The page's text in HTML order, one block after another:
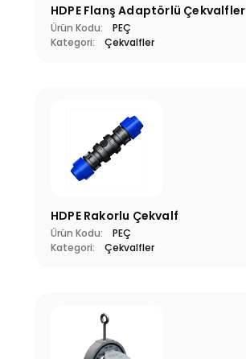
HDPE Flanş Adaptörlü Çekvalfler
Ürün Kodu:
PEÇ
Kategori:
Çekvalfler
HDPE Rakorlu Çekvalf
Ürün Kodu:
PEÇ
Kategori:
Çekvalfler
Filtre Seçiminde
Dikkat Edilmesi